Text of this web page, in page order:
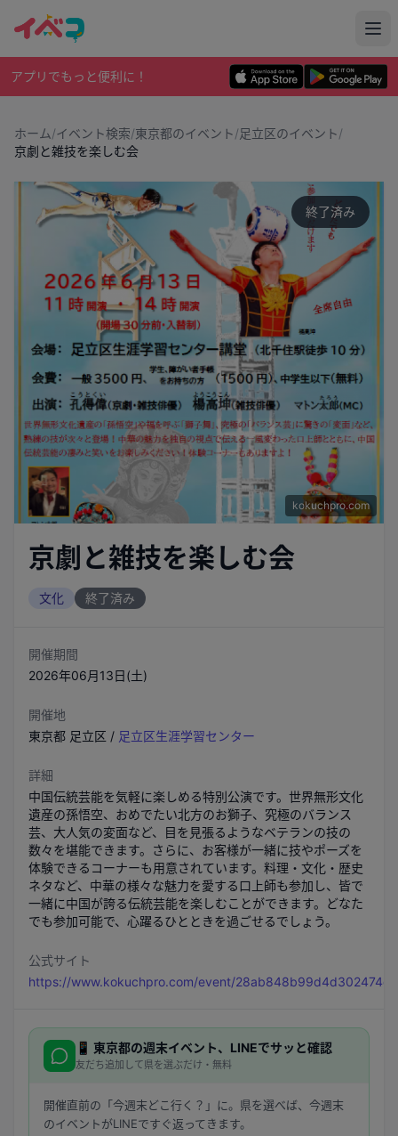
アプリでもっと便利に！
ホーム/イベント検索/東京都のイベント/足立区のイベント/
京劇と雑技を楽しむ会
kokuchpro.com
終了済み
京劇と雑技を楽しむ会
文化 終了済み
開催期間
2026年06月13日(土)
開催地
東京都 足立区 / 足立区生涯学習センター
詳細
中国伝統芸能を気軽に楽しめる特別公演です。世界無形文化
遺産の孫悟空、おめでたい北方のお獅子、究極のバランス
芸、大人気の変面など、目を見張るようなベテランの技の
数々を堪能できます。さらに、お客様が一緒に技やポーズを
体験できるコーナーも用意されています。料理・文化・歴史
ネタなど、中華の様々な魅力を愛する口上師も参加し、皆で
一緒に中国が誇る伝統芸能を楽しむことができます。どなた
でも参加可能で、心躍るひとときを過ごせるでしょう。
公式サイト
https://www.kokuchpro.com/event/
📱 東京都の週末イベント、LINEでサッと確認
友だち追加して県を選ぶだけ・無料
開催直前の「今週末どこ行く？」に。県を選べば、今週末
のイベントがLINEですぐ返ってきます。